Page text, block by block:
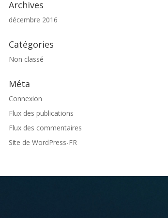
Archives
décembre 2016
Catégories
Non classé
Méta
Connexion
Flux des publications
Flux des commentaires
Site de WordPress-FR